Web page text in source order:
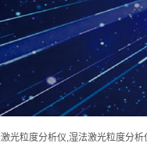
光粒度分析仪,湿法激光粒度分析